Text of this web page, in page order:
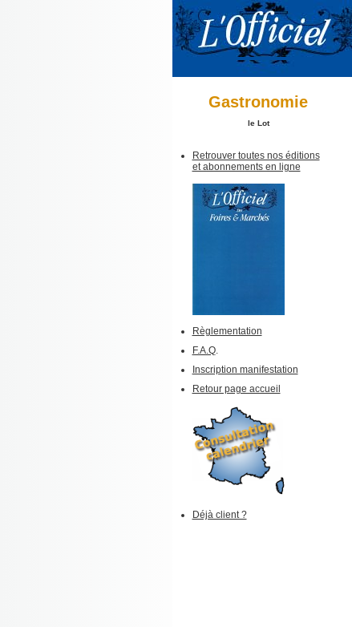
Gastronomie
le Lot
Retrouver toutes nos éditions
et abonnements en ligne
Règlementation
F.A.Q.
Inscription manifestation
Retour page accueil
Déjà client ?